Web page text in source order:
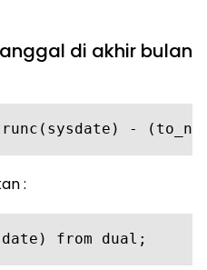
di akhir bulan
-
:
from dual;